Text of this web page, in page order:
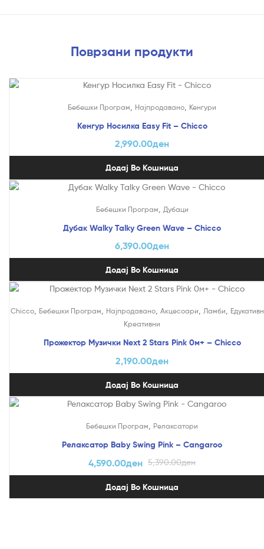
Поврзани продукти
Бебешки Програм Најпродавано Кенгури
Кенгур Носилка Easy Fit – Chicco
2,990.00ден
Додај Во Кошница
Бебешки Програм Дубаци
Дубак Walky Talky Green Wave – Chicco
6,390.00ден
Додај Во Кошница
Chicco, Бебешки Програм, Најпродавано, Акцесоари, Ламби,
Креативни
Прожектор Музички Next 2 Stars Pink 0м+ – Chicco
2,190.00ден
Додај Во Кошница
Бебешки Програм Релаксатори
Релаксатор Baby Swing Pink – Cangaroo
5,390.00ден
4,590.00ден
Додај Во Кошница